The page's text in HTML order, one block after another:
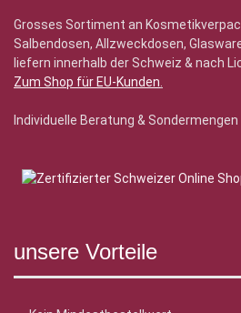
Grosses Sortiment an
Salbendosen, Allzweckdosen,
liefern innerhalb der Schweiz & nach
Zum Shop für EU-Kunden.
Individuelle Beratung & Sondermengen
unsere Vorteile